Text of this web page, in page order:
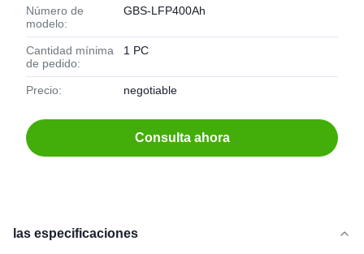
Número de
modelo:
GBS-LFP400Ah
Cantidad mínima
de pedido:
1 PC
Precio: negotiable
Consulta ahora
las especificaciones